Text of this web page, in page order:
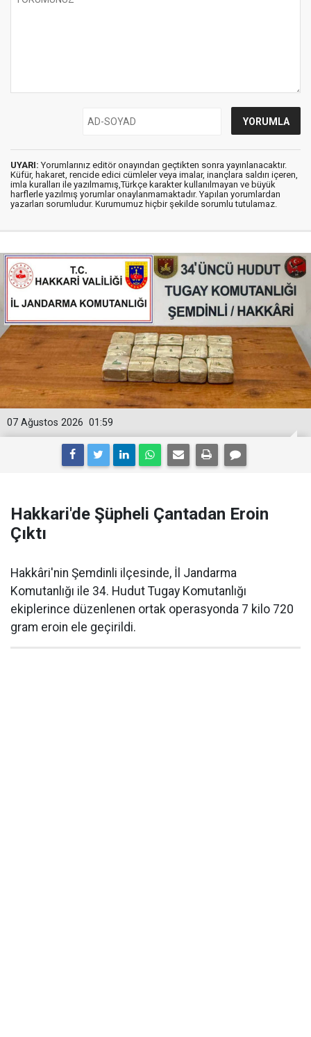
UYARI: Yorumlarınız editör onayından geçtikten sonra yayınlanacaktır.
Küfür, hakaret, rencide edici cümleler veya imalar, inançlara saldırı içeren,
imla kuralları ile yazılmamış,Türkçe karakter kullanılmayan ve büyük
harflerle yazılmış yorumlar onaylanmamaktadır. Yapılan yorumlardan
yazarları sorumludur. Kurumumuz hiçbir şekilde sorumlu tutulamaz.
01:59
07 Ağustos 2026
Hakkari'de Şüpheli Çantadan Eroin
Çıktı
Hakkâri'nin Şemdinli ilçesinde, İl Jandarma
Komutanlığı ile 34. Hudut Tugay Komutanlığı
ekiplerince düzenlenen ortak operasyonda 7 kilo 720
gram eroin ele geçirildi.